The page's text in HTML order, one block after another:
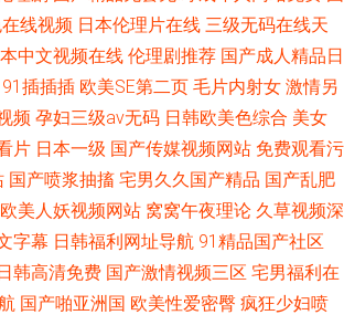
线视频 日本伦理片在线 三级无码在线天
中文视频在线 伦理剧推荐 国产成人精品日
91插插插 欧美SE第二页 毛片内射女 激情另
频 孕妇三级av无码 日韩欧美色综合 美女
片 日本一级 国产传媒视频网站 免费观看污
国产喷浆抽搐 宅男久久国产精品 国产乱肥
欧美人妖视频网站 窝窝午夜理论 久草视频深
字幕 日韩福利网址导航 91精品国产社区
韩高清免费 国产激情视频三区 宅男福利在
国产啪亚洲国 欧美性爱密臀 疯狂少妇喷